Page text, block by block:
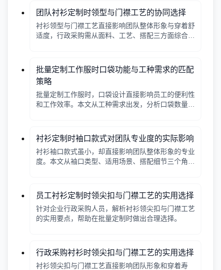
团队衬衫定制时领型与门襟工艺的协同选择
衬衫领型与门襟工艺直接影响团队整体形象与穿着舒
适度，行政采购需从面料、工艺、搭配三方面综合考
批量定制工作服时口袋功能与工种需求的匹配
策略
批量定制工作服时，口袋设计直接影响员工的便利性
和工作效率。本文从工种需求出发，分析口袋数量、
衬衫定制时袖口款式对团队专业度的实际影响
衬衫袖口款式虽小，却直接影响团队整体形象的专业
度。本文从袖口类型、适用场景、搭配细节三个角
员工衬衫定制时领尖扣与门襟工艺的实用选择
针对企业行政采购人员，解析衬衫领尖扣与门襟工艺
的实用要点，帮助在批量定制时做出合理选择。
行政采购衬衫时领尖扣与门襟工艺的实用选择
衬衫领尖扣与门襟工艺直接影响团队形象和穿着寿